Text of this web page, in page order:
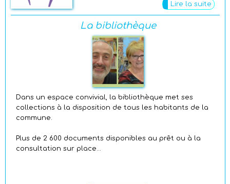
Lire la suite
La bibliothèque
Dans un espace convivial, la bibliothèque met ses
collections à la disposition de tous les habitants de la
commune.
Plus de 2 600 documents disponibles au prêt ou à la
consultation sur place...